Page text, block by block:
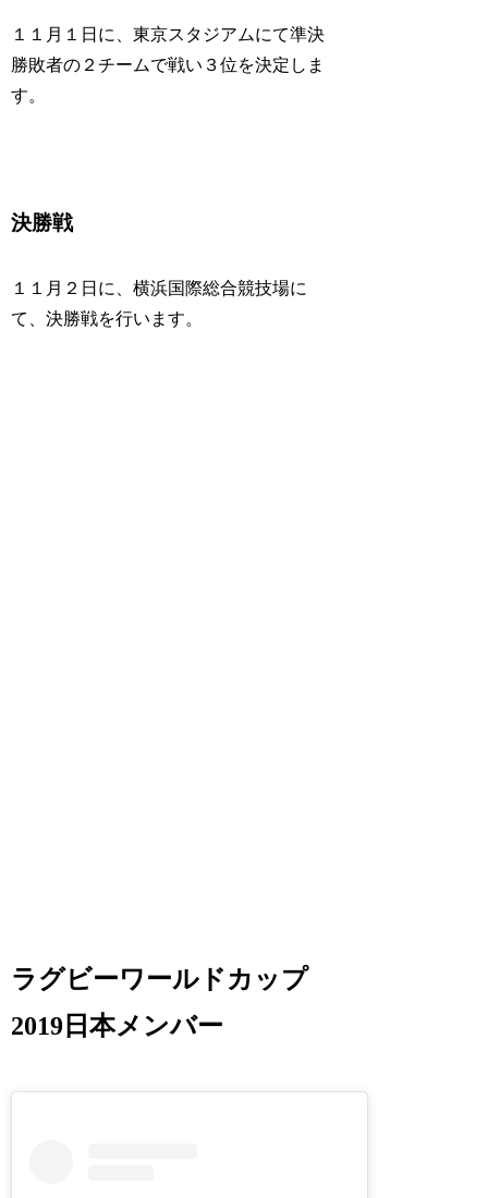
１１月１日に、東京スタジアムにて準決
勝敗者の２チームで戦い３位を決定しま
す。
決勝戦
１１月２日に、横浜国際総合競技場に
て、決勝戦を行います。
ラグビーワールドカップ
2019日本メンバー